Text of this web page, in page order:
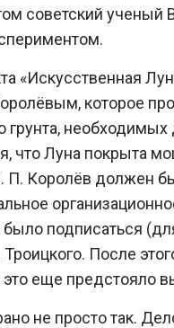
советский
«Искусственная
которое
грунта,
что Луна покрыта
П. Королёв должен
подписаться
После
еще предстояло
не просто так.